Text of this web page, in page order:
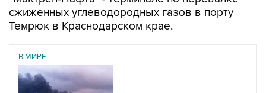
сжиженных углеводородных газов в порту
Темрюк в Краснодарском крае.
В МИРЕ